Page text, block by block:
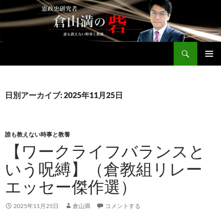
テ
ン
へ
ッ
日別アーカイブ: 2025年11月25日
誰も教えない時事と教養
【ワークライフバランスと
いう呪縛】（倉教組リレー
エッセー傑作選）
2025年11月25日 倉山満 コメントする